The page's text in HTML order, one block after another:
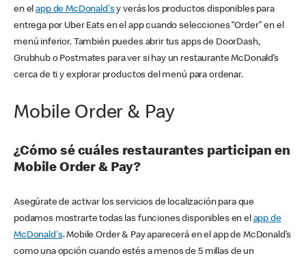
en elapp de McDonald'sy verás los productos disponibles para
entrega por Uber Eats en el app cuando selecciones “Order” en el
menú inferior. También puedes abrir tus apps de DoorDash,
Grubhub o Postmates para ver si hay un restaurante McDonald’s
cerca de ti y explorar productos del menú para ordenar.
Mobile Order & Pay
¿Cómo sé cuáles restaurantes participan en
Mobile Order & Pay?
Asegúrate de activar los servicios de localización para que
podamos mostrarte todas las funciones disponibles en el app de
McDonald's. Mobile Order & Pay aparecerá en el app de McDonald’s
como una opción cuando estés a menos de 5 millas de un